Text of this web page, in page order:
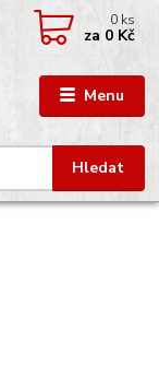
Menu
Hledat
0 ks
za 0 Kč